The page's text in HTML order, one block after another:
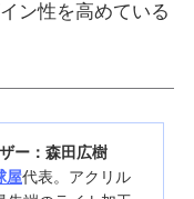
ン性を高めている
ー：森田広樹
屋代表。アクリル